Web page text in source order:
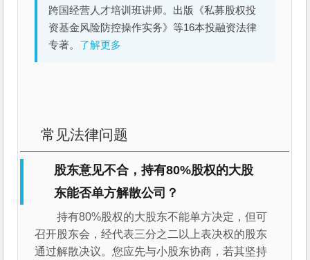
跨国经营人才培训班讲师。出版《私募股权投
资基金风险防控操作实务》等16本投融资法律
专著。 了解更多
常见法律问题
股东意见不合，持有80%股权的大股
东能否单方解散公司？
持有80%股权的大股东不能单方决定，但可
召开股东会，经代表三分之二以上表决权的股东
通过解散决议。您应先与小股东协商，若其坚持